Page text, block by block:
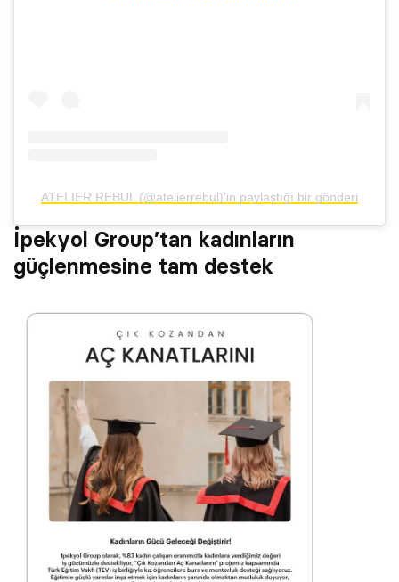
ATELIER REBUL (@atelierrebul)'in paylaştığı bir gönderi
İpekyol Group’tan kadınların
güçlenmesine tam destek